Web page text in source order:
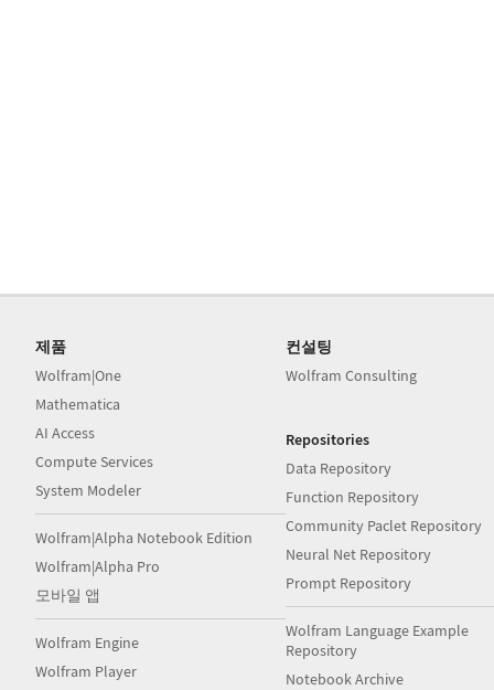
제품
Wolfram|One
Mathematica
AI Access
Compute Services
System Modeler
Wolfram|Alpha Notebook Edition
Wolfram|Alpha Pro
모바일 앱
Wolfram Engine
Wolfram Player
컨설팅
Wolfram Consulting
Repositories
Data Repository
Function Repository
Community Paclet Repository
Neural Net Repository
Prompt Repository
Wolfram Language Example
Repository
Notebook Archive